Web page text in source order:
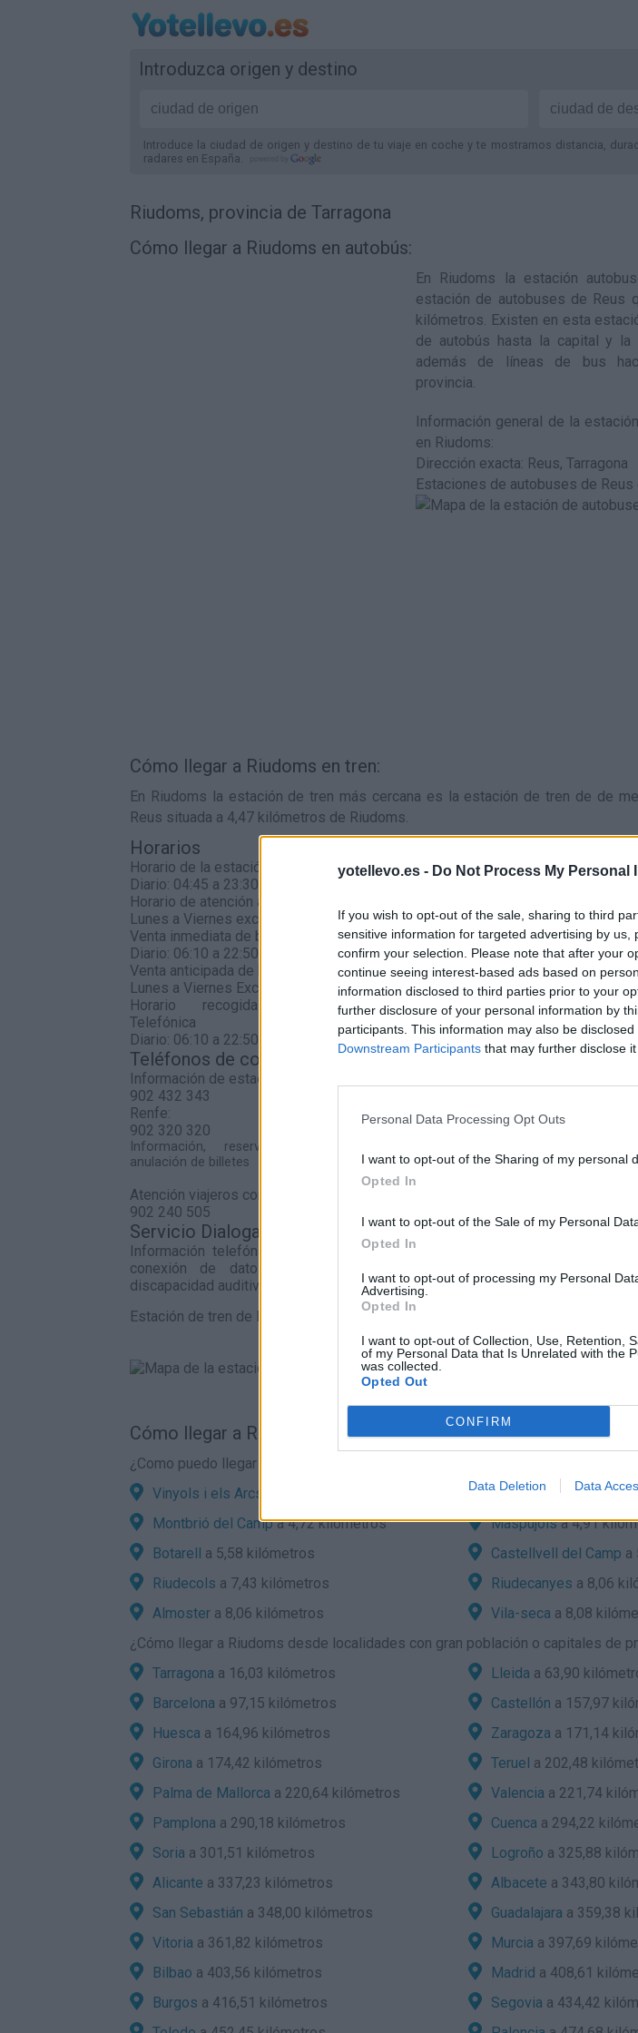
yotellevo.es - Do Not Process My Personal
If you wish to opt-out of the sale, sharing to third
sensitive information for targeted advertising by
confirm your selection. Please note that after your
continue seeing interest-based ads based on
information disclosed to third parties prior to your
further disclosure of your personal information by
participants. This information may also be
Downstream Participants that may further disclose
Personal Data Processing Opt Outs
I want to opt-out of the Sharing of my personal
Opted In
I want to opt-out of the Sale of my Personal
Opted In
I want to opt-out of processing my Personal
Advertising.
Opted In
I want to opt-out of Collection, Use, Retention,
of my Personal Data that Is Unrelated with the
was collected.
Opted Out
CONFIRM
Data Deletion Data
Introduzca origen y destino
Introduce la ciudad de origen y destino de tu viaje en coche y te mostramos distancia,
radares en España.
Riudoms, provincia de Tarragona
Cómo llegar a Riudoms en autobús:
En Riudoms la estación
estación de autobuses de Reus
kilómetros. Existen en esta
de autobús hasta la capital y la
además de líneas de bus
provincia.
Información general de la
en Riudoms:
Dirección exacta: Reus, Tarragona
Estaciones de autobuses de Reus
Cómo llegar a Riudoms en tren:
En Riudoms la estación de tren más cercana es la estación de tren de de
Reus situada a 4,47 kilómetros de Riudoms.
Horarios
Horario de la estación
Diario: 04:45 a 23:30
Horario de atención al cliente
Lunes a Viernes excepto festivos: 09:00 a 14:00 y de 16:00 a 19:00
Venta inmediata de billetes
Diario: 06:10 a 22:50
Venta anticipada de billetes
Lunes a Viernes Excepto Festivos: 09:00 a 21:00
Horario recogida Venta
Telefónica
Diario: 06:10 a 22:50
Teléfonos de contacto
Información de estaciones
902 432 343
Renfe:
902 320 320
Información, reserva, venta, cambio y
anulación de billetes
Atención viajeros con discapacidad
902 240 505
Servicio Dialoga:
Información telefónica de Adif a través de móvil con
conexión de datos para personas sordas y con
discapacidad auditiva.
Estación de tren de Reus en el mapa
Cómo llegar a Riudoms por carretera:
¿Como puedo llegar en coche a Riudoms desde localidades cercanas?
Vinyols i els Arcs
Borges del Campa
Montbrió del Campa 4,72 kilómetros Maspujolsa 4,91
Botarell a 5,58 kilómetros Castellvell del Camp a
Riudecols a 7,43 kilómetros Riudecanyes a 8,06
Almoster a 8,06 kilómetros Vila-seca a 8,08
¿ Cómo llegar a Riudoms desde localidades con gran población o capitales de
Tarragona a 16,03 kilómetros Lleida a 63,90
Barcelona a 97,15 kilómetros Castellón a 157,97
Huesca a 164,96 kilómetros Zaragoza a 171,14
Girona a 174,42 kilómetros Teruel a 202,48
Palma de Mallorca a 220,64 kilómetros Valencia a 221,74
Pamplona a 290,18 kilómetros Cuenca a 294,22
Soria a 301,51 kilómetros Logroño a 325,88
Alicante a 337,23 kilómetros Albacete a 343,80
San Sebastián a 348,00 kilómetros Guadalajara a 359,38
Vitoria a 361,82 kilómetros Murcia a 397,69
Bilbao a 403,56 kilómetros Madrid a 408,61
Burgos a 416,51 kilómetros Segovia a 434,42